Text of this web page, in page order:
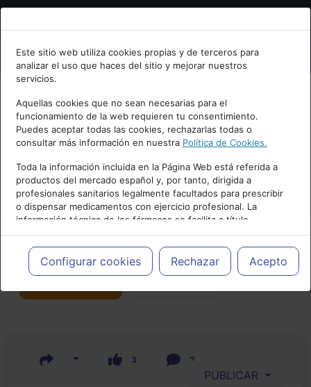
Bienvenid@ a psiquiatria.com
Escribe tu Email
Accede o regístrate con tu email.
Cancelar
Este sitio web utiliza cookies propias y de terceros para
analizar el uso que haces del sitio y mejorar nuestros
servicios.
Aquellas cookies que no sean necesarias para el
funcionamiento de la web requieren tu consentimiento.
Puedes aceptar todas las cookies, rechazarlas todas o
consultar más información en nuestra Política de Cookies.
Toda la información incluida en la Página Web está referida a
productos del mercado español y, por tanto, dirigida a
profesionales sanitarios legalmente facultados para prescribir
o dispensar medicamentos con ejercicio profesional. La
información técnica de los fármacos se facilita a título
meramente informativo, siendo responsabilidad de los
profesionales facultados prescribir medicamentos y decidir, en
cada caso concreto, el tratamiento más adecuado a las
necesidades del paciente.
Configurar cookies Rechazar Acepto
Actualidad y Artículos|Salud mental
3 2
PUBLICAR